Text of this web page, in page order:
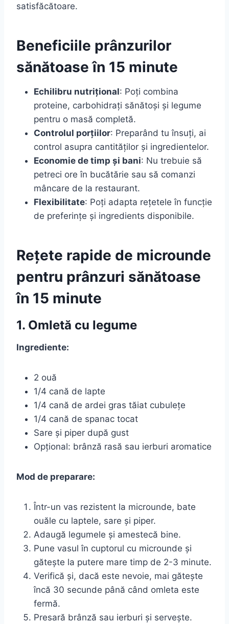
satisfăcătoare.
Beneficiile prânzurilor
sănătoase în 15 minute
Echilibru nutrițional: Poți combina
proteine, carbohidrați sănătoși și legume
pentru o masă completă.
Controlul porțiilor: Preparând tu însuți, ai
control asupra cantităților și ingredientelor.
Economie de timp și bani: Nu trebuie să
petreci ore în bucătărie sau să comanzi
mâncare de la restaurant.
Flexibilitate: Poți adapta rețetele în funcție
de preferințe și ingredients disponibile.
Rețete rapide de microunde
pentru prânzuri sănătoase
în 15 minute
1. Omletă cu legume
Ingrediente:
2 ouă
1/4 cană de lapte
1/4 cană de ardei gras tăiat cubulețe
1/4 cană de spanac tocat
Sare și piper după gust
Opțional: brânză rasă sau ierburi aromatice
Mod de preparare:
Într-un vas rezistent la microunde, bate
ouăle cu laptele, sare și piper.
Adaugă legumele și amestecă bine.
Pune vasul în cuptorul cu microunde și
gătește la putere mare timp de 2-3 minute.
Verifică și, dacă este nevoie, mai gătește
încă 30 secunde până când omleta este
fermă.
Presară brânză sau ierburi și servește.